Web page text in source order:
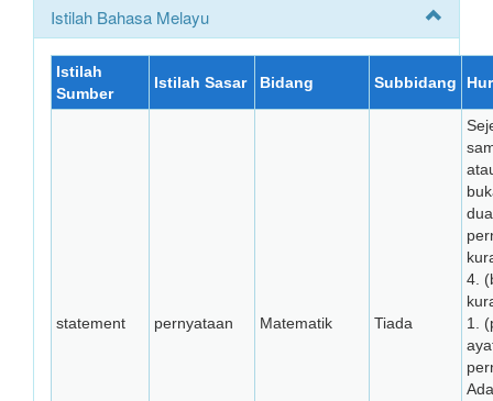
Istilah Bahasa Melayu
Istilah
Sumber
Istilah Sasar Bidang Subbidang
statement pernyataan Matematik Tiada
4.
1.